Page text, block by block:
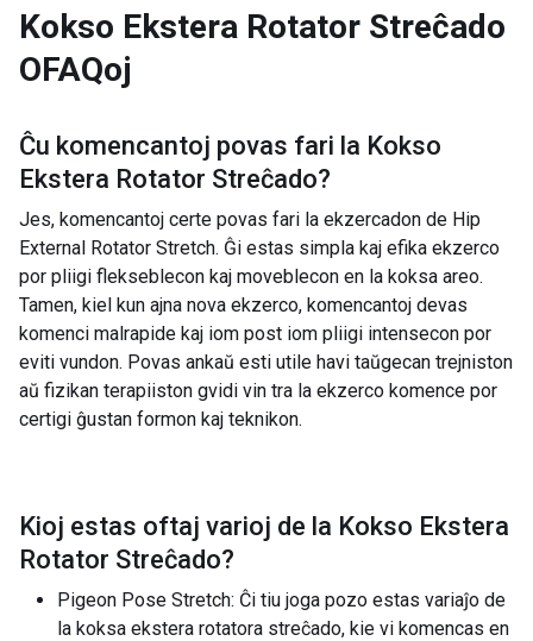
Kokso Ekstera Rotator Streĉado
OFAQoj
Ĉu komencantoj povas fari la Kokso
Ekstera Rotator Streĉado?
Jes, komencantoj certe povas fari la ekzercadon de Hip
External Rotator Stretch. Ĝi estas simpla kaj efika ekzerco
por pliigi flekseblecon kaj moveblecon en la koksa areo.
Tamen, kiel kun ajna nova ekzerco, komencantoj devas
komenci malrapide kaj iom post iom pliigi intensecon por
eviti vundon. Povas ankaŭ esti utile havi taŭgecan trejniston
aŭ fizikan terapiiston gvidi vin tra la ekzerco komence por
certigi ĝustan formon kaj teknikon.
Kioj estas oftaj varioj de la Kokso Ekstera
Rotator Streĉado?
Pigeon Pose Stretch: Ĉi tiu joga pozo estas variaĵo de
la koksa ekstera rotatora streĉado, kie vi komencas en